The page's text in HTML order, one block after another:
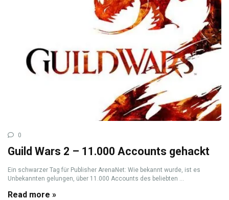
0
Guild Wars 2 – 11.000 Accounts gehackt
Ein schwarzer Tag für Publisher ArenaNet: Wie bekannt wurde, ist es
Unbekannten gelungen, über 11.000 Accounts des beliebten ...
Read more »